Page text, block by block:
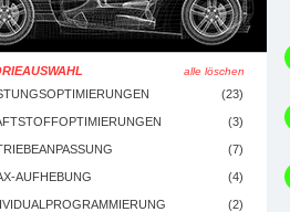
alle löschen
(23)
(3)
(7)
AUFHEBUNG (4)
(2)